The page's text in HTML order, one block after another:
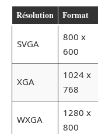
Résolution Format
SVGA
800 x
600
XGA
1024 x
768
WXGA
1280 x
800